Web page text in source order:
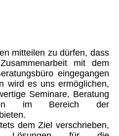
mitteilen zu dürfen, dass
mit dem
eingegangen
wird es uns ermöglichen,
Seminare, Beratung
im Bereich der
dem Ziel verschrieben,